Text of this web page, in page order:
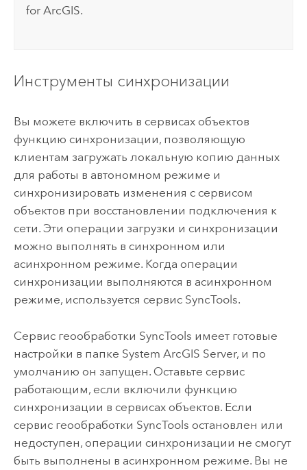
for ArcGIS.
Инструменты синхронизации
Вы можете включить в сервисах объектов
функцию синхронизации, позволяющую
клиентам загружать локальную копию данных
для работы в автономном режиме и
синхронизировать изменения с сервисом
объектов при восстановлении подключения к
сети. Эти операции загрузки и синхронизации
можно выполнять в синхронном или
асинхронном режиме. Когда операции
синхронизации выполняются в асинхронном
режиме, используется сервис SyncTools.
Сервис геообработки SyncTools имеет готовые
настройки в папке System ArcGIS Server, и по
умолчанию он запущен. Оставьте сервис
работающим, если включили функцию
синхронизации в сервисах объектов. Если
сервис геообработки SyncTools остановлен или
недоступен, операции синхронизации не смогут
быть выполнены в асинхронном режиме. Вы не